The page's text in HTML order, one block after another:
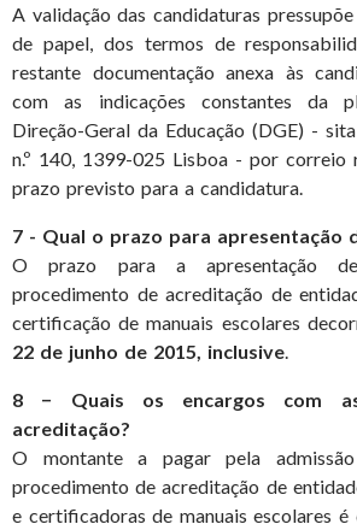
A validação das candidaturas
de papel, dos termos de
restante documentação anexa às
com as indicações constantes da
Direção-Geral da Educação (DGE) - sita
n.º 140, 1399-025 Lisboa - por correio
prazo previsto para a candidatura.
7 - Qual o prazo para apresentação
O prazo para a apresentação
procedimento de acreditação de
certificação de manuais escolares
22 de junho de 2015, inclusive
8 − Quais os encargos com
acreditação?
O montante a pagar pela
procedimento de acreditação de
e certificadoras de manuais escolares